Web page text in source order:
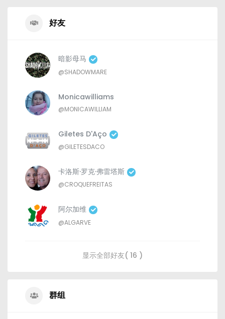
好友
暗影母马
@SHADOWMARE
Monicawilliams
@MONICAWILLIAM
Giletes D'Aço
@GILETESDACO
卡洛斯·罗克·弗雷塔斯
@CROQUEFREITAS
阿尔加维
@ALGARVE
显示全部好友( 16 )
群组